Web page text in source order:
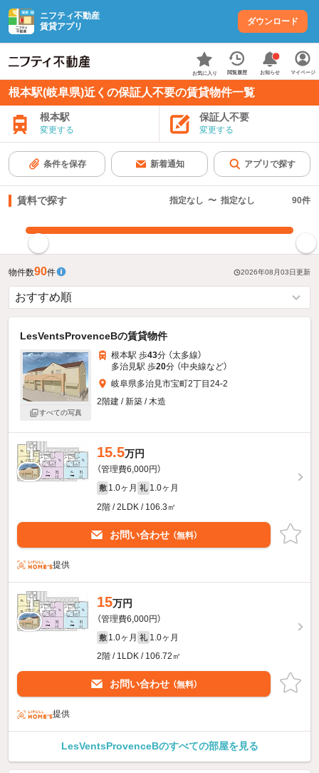
ニフティ不動産
賃貸アプリ
ダウンロード
お気に入り 閲覧履歴 お知らせ マイページ
根本駅(岐阜県)近くの保証人不要の賃貸物件一覧
根本駅
変更する
保証人不要
変更する
条件を保存 新着通知 アプリで探す
賃料で探す 指定なし 〜 指定なし 90件
物件数90件 2026年08月03日更新
LesVentsProvenceBの賃貸物件
すべての写真
根本駅 歩43分 （太多線）
多治見駅 歩20分 （中央線など）
岐阜県多治見市宝町2丁目24-2
2階建 / 新築 / 木造
15.5万円
（管理費6,000円）
敷 1.0ヶ月 礼 1.0ヶ月
2階 / 2LDK / 106.3㎡
お問い合わせ （無料）
提供
15万円
（管理費6,000円）
敷 1.0ヶ月 礼 1.0ヶ月
2階 / 1LDK / 106.72㎡
お問い合わせ （無料）
提供
LesVentsProvenceBのすべての部屋を見る